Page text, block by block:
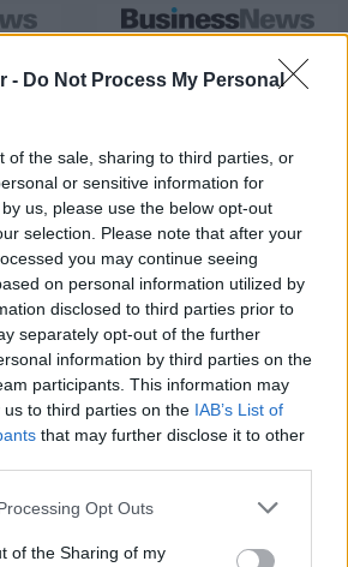
- Do Not Process My Personal
of the sale, sharing to third parties, or
or sensitive information for
us, please use the below opt-out
selection. Please note that after your
you may continue seeing
on personal information utilized by
disclosed to third parties prior to
separately opt-out of the further
information by third parties on the
participants. This information may
to third parties on the IAB’s List of
that may further disclose it to other
Opt Outs
of the Sharing of my
θέση
στη νίκη της Ιντιάνα επί του
Σικάγο (vids)
Με «προίκα» 2 δισ. ευρώ ανοίγει
σε μικρομεσαίες
σε
Deloitte Ελλάδος:
Χρηματοοικονομικός
σύμβουλος της ΔΕΗ για την
είσοδο στην πολωνική αγορά
ενέργειας
δολάρια στην KG Mobility